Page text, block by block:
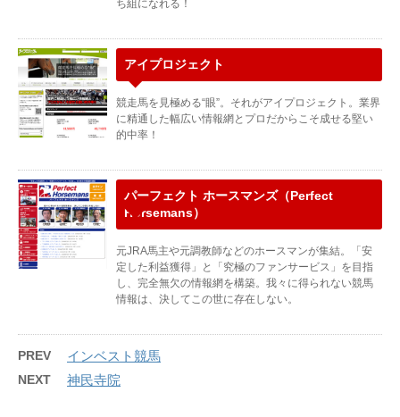
ち組になれる！
アイプロジェクト
競走馬を見極める“眼”。それがアイプロジェクト。業界
に精通した幅広い情報網とプロだからこそ成せる堅い
的中率！
パーフェクト ホースマンズ（Perfect
Horsemans）
元JRA馬主や元調教師などのホースマンが集結。「安
定した利益獲得」と「究極のファンサービス」を目指
し、完全無欠の情報網を構築。我々に得られない競馬
情報は、決してこの世に存在しない。
PREV インベスト競馬
NEXT 神民寺院